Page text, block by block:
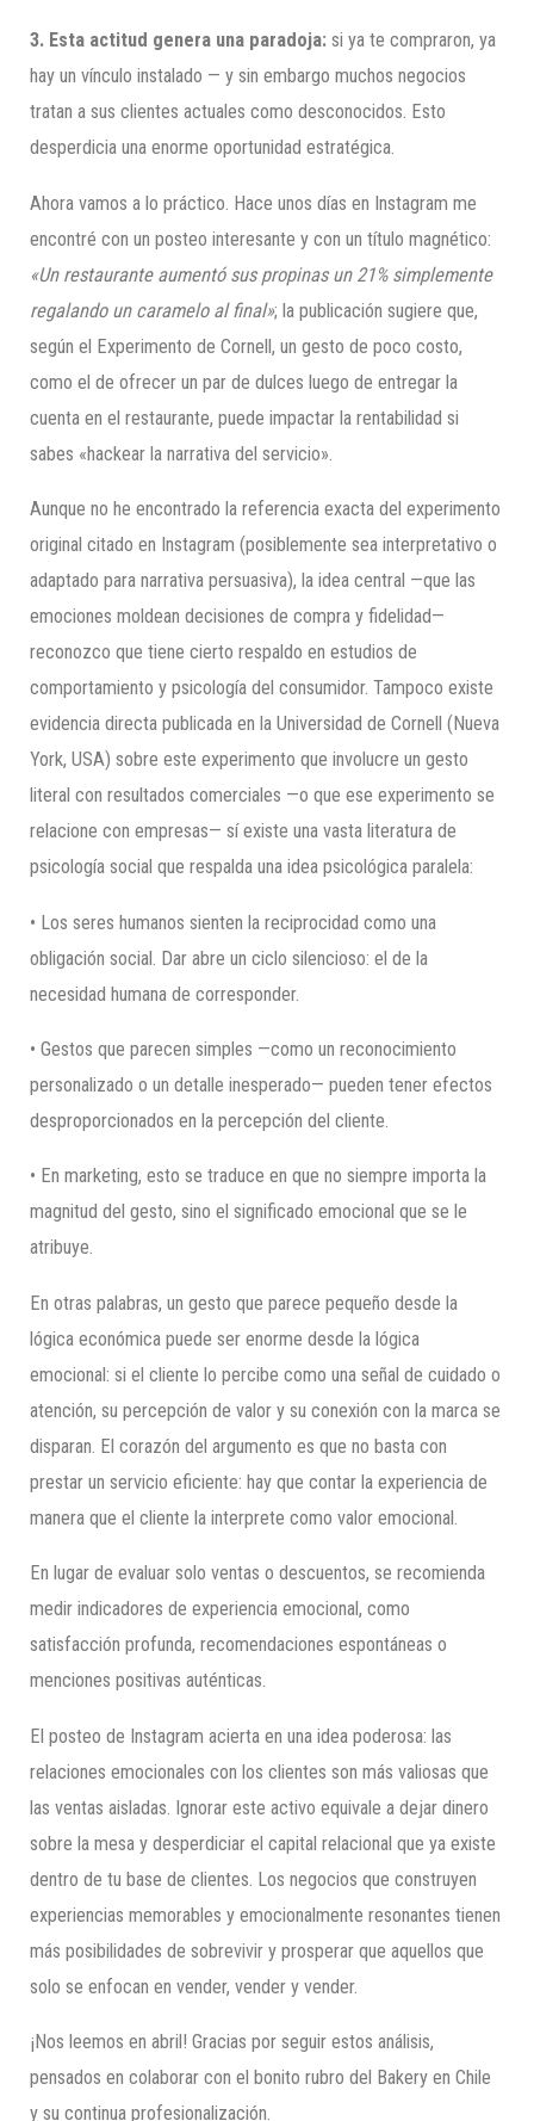
3. Esta actitud genera una paradoja: si ya te compraron, ya
hay un vínculo instalado — y sin embargo muchos negocios
tratan a sus clientes actuales como desconocidos. Esto
desperdicia una enorme oportunidad estratégica.
Ahora vamos a lo práctico. Hace unos días en Instagram me
encontré con un posteo interesante y con un título magnético:
«Un restaurante aumentó sus propinas un 21% simplemente
regalando un caramelo al final»; la publicación sugiere que,
según el Experimento de Cornell, un gesto de poco costo,
como el de ofrecer un par de dulces luego de entregar la
cuenta en el restaurante, puede impactar la rentabilidad si
sabes «hackear la narrativa del servicio».
Aunque no he encontrado la referencia exacta del experimento
original citado en Instagram (posiblemente sea interpretativo o
adaptado para narrativa persuasiva), la idea central —que las
emociones moldean decisiones de compra y fidelidad—
reconozco que tiene cierto respaldo en estudios de
comportamiento y psicología del consumidor. Tampoco existe
evidencia directa publicada en la Universidad de Cornell (Nueva
York, USA) sobre este experimento que involucre un gesto
literal con resultados comerciales —o que ese experimento se
relacione con empresas— sí existe una vasta literatura de
psicología social que respalda una idea psicológica paralela:
• Los seres humanos sienten la reciprocidad como una
obligación social. Dar abre un ciclo silencioso: el de la
necesidad humana de corresponder.
• Gestos que parecen simples —como un reconocimiento
personalizado o un detalle inesperado— pueden tener efectos
desproporcionados en la percepción del cliente.
• En marketing, esto se traduce en que no siempre importa la
magnitud del gesto, sino el significado emocional que se le
atribuye.
En otras palabras, un gesto que parece pequeño desde la
lógica económica puede ser enorme desde la lógica
emocional: si el cliente lo percibe como una señal de cuidado o
atención, su percepción de valor y su conexión con la marca se
disparan. El corazón del argumento es que no basta con
prestar un servicio eficiente: hay que contar la experiencia de
manera que el cliente la interprete como valor emocional.
En lugar de evaluar solo ventas o descuentos, se recomienda
medir indicadores de experiencia emocional, como
satisfacción profunda, recomendaciones espontáneas o
menciones positivas auténticas.
El posteo de Instagram acierta en una idea poderosa: las
relaciones emocionales con los clientes son más valiosas que
las ventas aisladas. Ignorar este activo equivale a dejar dinero
sobre la mesa y desperdiciar el capital relacional que ya existe
dentro de tu base de clientes. Los negocios que construyen
experiencias memorables y emocionalmente resonantes tienen
más posibilidades de sobrevivir y prosperar que aquellos que
solo se enfocan en vender, vender y vender.
¡Nos leemos en abril! Gracias por seguir estos análisis,
pensados en colaborar con el bonito rubro del Bakery en Chile
y su continua profesionalización.